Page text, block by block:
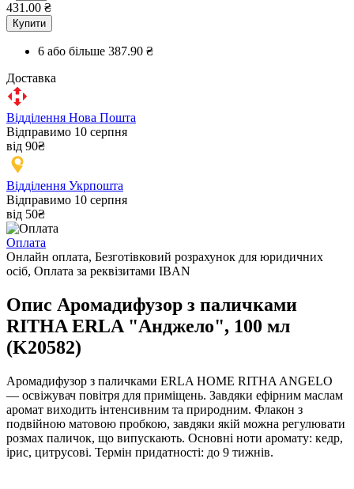
431.00 ₴
Купити
6 або більше 387.90 ₴
Доставка
Відділення Нова Пошта
Відправимо 10 серпня
від 90₴
Відділення Укрпошта
Відправимо 10 серпня
від 50₴
Оплата
Онлайн оплата, Безготівковий розрахунок для юридичних
осіб, Оплата за реквізитами IBAN
Опис Аромадифузор з паличками
RITHA ERLA "Анджело", 100 мл
(K20582)
Аромадифузор з паличками ERLA HOME RITHA ANGELO
— освіжувач повітря для приміщень. Завдяки ефірним маслам
аромат виходить інтенсивним та природним. Флакон з
подвійною матовою пробкою, завдяки якій можна регулювати
розмах паличок, що випускають. Основні ноти аромату: кедр,
ірис, цитрусові. Термін придатності: до 9 тижнів.